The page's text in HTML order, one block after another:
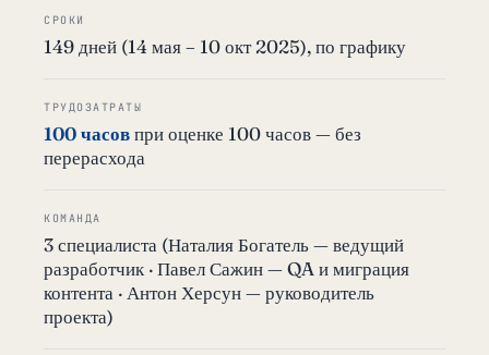
СРОКИ
149 дней (14 мая – 10 окт 2025), по графику
ТРУДОЗАТРАТЫ
100 часовпри оценке 100 часов — без
перерасхода
КОМАНДА
3 специалиста (Наталия Богатель — ведущий
разработчик · Павел Сажин — QA и миграция
контента · Антон Херсун — руководитель
проекта)